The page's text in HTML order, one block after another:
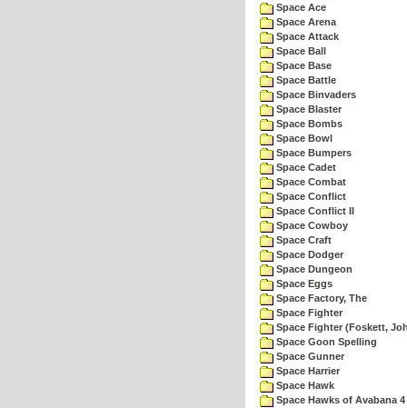
Space Ace
Space Arena
Space Attack
Space Ball
Space Base
Space Battle
Space Binvaders
Space Blaster
Space Bombs
Space Bowl
Space Bumpers
Space Cadet
Space Combat
Space Conflict
Space Conflict II
Space Cowboy
Space Craft
Space Dodger
Space Dungeon
Space Eggs
Space Factory, The
Space Fighter
Space Fighter (Foskett,
Space Goon Spelling
Space Gunner
Space Harrier
Space Hawk
Space Hawks of Avabana 4